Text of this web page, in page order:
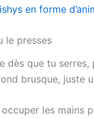
en forme
le presses
dès que tu
brusque, juste
occuper les